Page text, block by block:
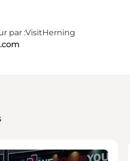
par :VisitHerning